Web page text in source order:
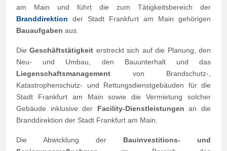
am Main und führt die zum Tätigkeitsbereich der
Branddirektion der Stadt Frankfurt am Main gehörigen
Bauaufgaben aus.
DieGeschäftstätigkeit erstreckt sich auf die Planung, den
Neu- und Umbau, den Bauunterhalt und das
Liegenschaftsmanagement von Brandschutz-,
Katastrophenschutz- und Rettungsdienstgebäuden für die
Stadt Frankfurt am Main sowie die Vermietung solcher
Gebäude inklusive der Facility-Dienstleistungen an die
Branddirektion der Stadt Frankfurt am Main.
Die Abwicklung der Bauinvestitions- und